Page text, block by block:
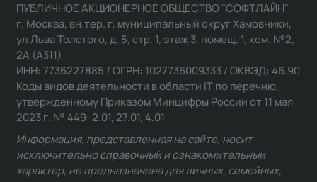
ПУБЛИЧНОЕ АКЦИОНЕРНОЕ ОБЩЕСТВО "СОФТЛАЙН"
г. Москва, вн.тер. г. муниципальный округ Хамовники,
ул Льва Толстого, д. 5, стр. 1, этаж 3, помещ. 1, ком. №2,
2А (А311)
ИНН: 7736227885 / ОГРН: 1027736009333 / ОКВЭД: 46.90
Коды видов деятельности в области IT по перечню,
утвержденному Приказом Минцифры России от 11 мая
2023 г. № 449: 2.01, 27.01, 4.01
Информация, представленная на сайте, носит
исключительно справочный и ознакомительный
характер, не предназначена для личных, семейных,